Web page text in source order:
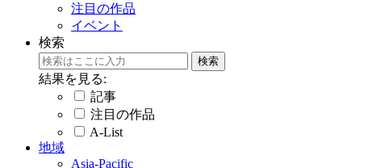
注目の作品
イベント
検索
結果を見る:
記事
注目の作品
A-List
地域
Asia-Pacific